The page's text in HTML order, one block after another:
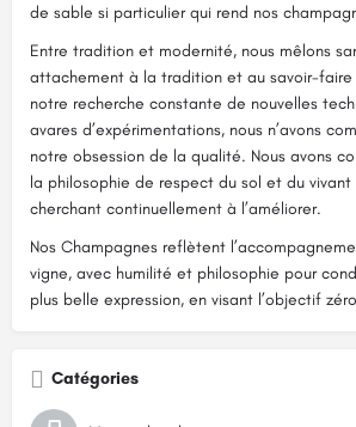
de sable si particulier qui rend nos
Entre tradition et modernité, nous mêlons
attachement à la tradition et au savoir-faire
notre recherche constante de nouvelles
avares d’expérimentations, nous n’avons
notre obsession de la qualité. Nous avons
la philosophie de respect du sol et du vivant
cherchant continuellement à l’améliorer.
Nos Champagnes reflètent
vigne, avec humilité et philosophie pour
plus belle expression, en visant l’objectif
Catégories